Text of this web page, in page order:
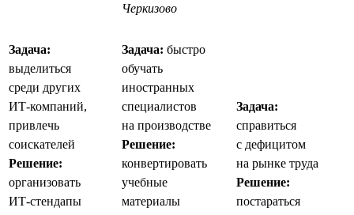
Черкизово
Задача:
выделиться
среди других
ИТ-компаний,
привлечь
соискателей
Решение:
организовать
ИТ-стендапы
Задача: быстро
обучать
иностранных
специалистов
на производстве
Решение:
конвертировать
учебные
материалы
Задача:
справиться
с дефицитом
на рынке труда
Решение:
постараться